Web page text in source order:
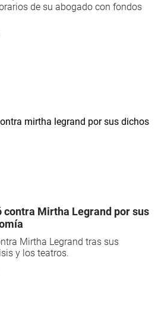
de su abogado con fondos
Mirtha Legrand por sus
Mirtha Legrand tras sus
y los teatros.